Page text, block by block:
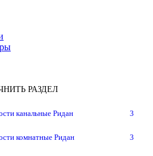
РАЗДЕЛ
канальные Ридан 3
комнатные Ридан 3